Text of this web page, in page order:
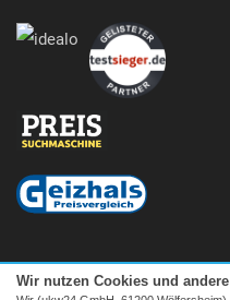
Wir nutzen Cookies und